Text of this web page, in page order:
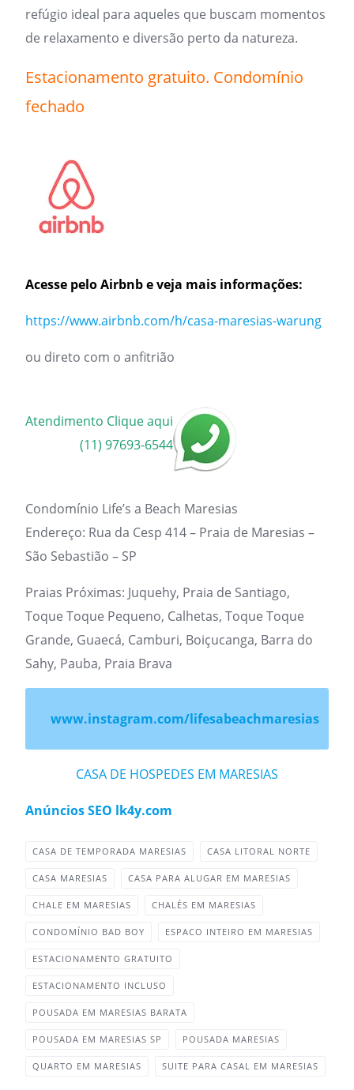
refúgio ideal para aqueles que buscam momentos
de relaxamento e diversão perto da natureza.
Estacionamento gratuito. Condomínio
fechado
Acesse pelo Airbnb e veja mais informações:
https://www.airbnb.com/h/casa-maresias-warung
ou direto com o anfitrião
Atendimento Clique aqui
(11) 97693-6544
Condomínio Life’s a Beach Maresias
Endereço: Rua da Cesp 414 – Praia de Maresias –
São Sebastião – SP
Praias Próximas: Juquehy, Praia de Santiago,
Toque Toque Pequeno, Calhetas, Toque Toque
Grande, Guaecá, Camburi, Boiçucanga, Barra do
Sahy, Pauba, Praia Brava
www.instagram.com/lifesabeachmaresias
CASA DE HOSPEDES EM MARESIAS
Anúncios SEO lk4y.com
CASA DE TEMPORADA MARESIAS CASA LITORAL NORTE
CASA MARESIAS CASA PARA ALUGAR EM MARESIAS
CHALE EM MARESIAS CHALÉS EM MARESIAS
CONDOMÍNIO BAD BOY ESPACO INTEIRO EM MARESIAS
ESTACIONAMENTO GRATUITO
ESTACIONAMENTO INCLUSO
POUSADA EM MARESIAS BARATA
POUSADA EM MARESIAS SP POUSADA MARESIAS
QUARTO EM MARESIAS SUITE PARA CASAL EM MARESIAS